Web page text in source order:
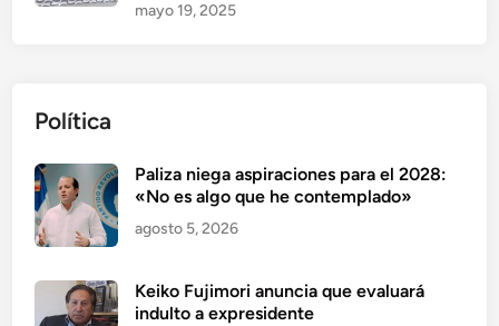
mayo 19, 2025
Política
Paliza niega aspiraciones para el 2028:
«No es algo que he contemplado»
agosto 5, 2026
Keiko Fujimori anuncia que evaluará
indulto a expresidente